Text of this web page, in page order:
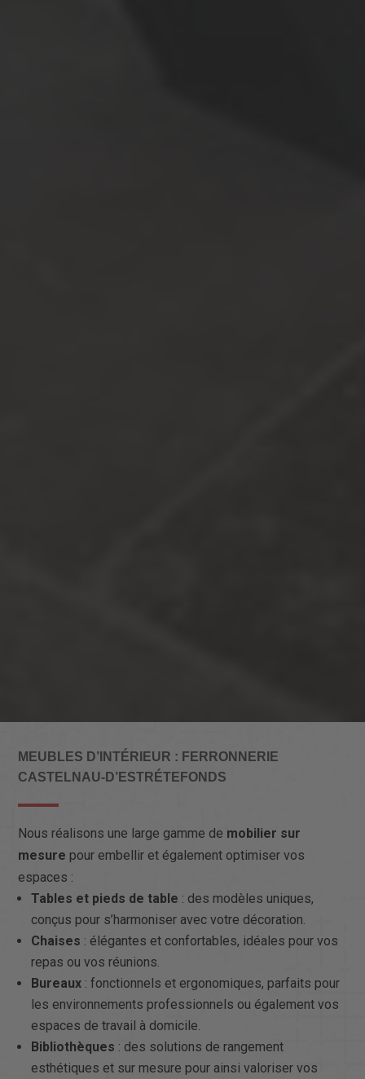
MEUBLES D’INTÉRIEUR : FERRONNERIE
CASTELNAU-D’ESTRÉTEFONDS
Nous réalisons une large gamme de mobilier sur
mesure pour embellir et également optimiser vos
espaces :
Tables et pieds de table : des modèles uniques,
conçus pour s’harmoniser avec votre décoration.
Chaises : élégantes et confortables, idéales pour vos
repas ou vos réunions.
Bureaux : fonctionnels et ergonomiques, parfaits pour
les environnements professionnels ou également vos
espaces de travail à domicile.
Bibliothèques : des solutions de rangement
esthétiques et sur mesure pour ainsi valoriser vos